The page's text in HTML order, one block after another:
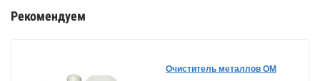
Рекомендуем
Очиститель металлов ОМ